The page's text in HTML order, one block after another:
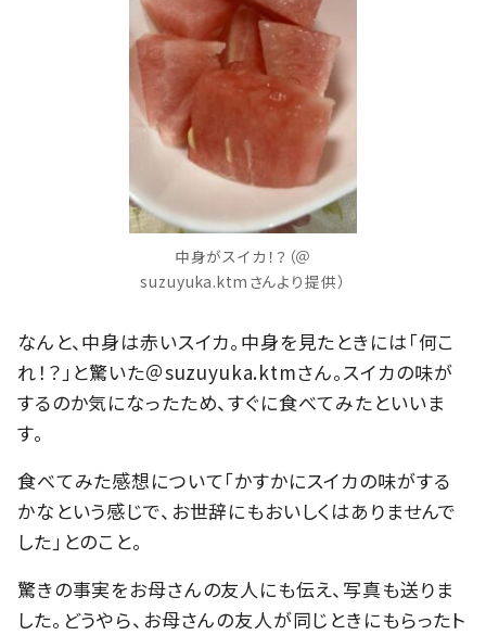
中身がスイカ！？（＠
suzuyuka.ktmさんより提供）
なんと、中身は赤いスイカ。中身を見たときには「何こ
れ！？」と驚いた＠suzuyuka.ktmさん。スイカの味が
するのか気になったため、すぐに食べてみたといいま
す。
食べてみた感想について「かすかにスイカの味がする
かなという感じで、お世辞にもおいしくはありませんで
した」とのこと。
驚きの事実をお母さんの友人にも伝え、写真も送りま
した。どうやら、お母さんの友人が同じときにもらったト